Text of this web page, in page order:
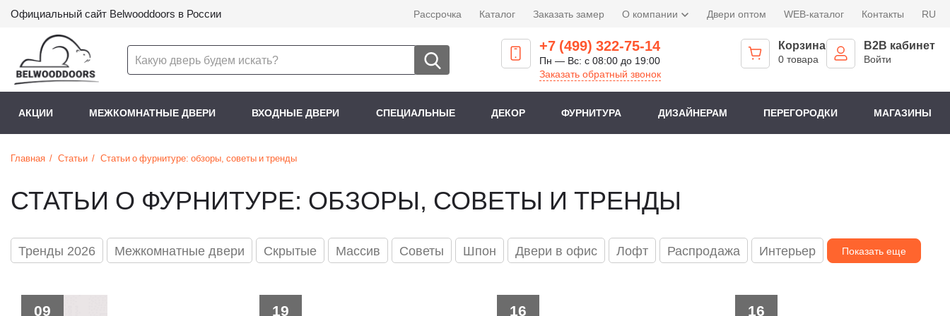
Официальный сайт Belwooddoors в России Рассрочка Каталог Заказать замер О компании Двери оптом WEB-каталог Контакты RU
+7 (499) 322-75-14
Пн — Вс: с 08:00 до 19:00
Заказать обратный звонок
Корзина
0 товара
B2B кабинет
Войти
АКЦИИ МЕЖКОМНАТНЫЕ ДВЕРИ ВХОДНЫЕ ДВЕРИ СПЕЦИАЛЬНЫЕ ДЕКОР ФУРНИТУРА ДИЗАЙНЕРАМ ПЕРЕГОРОДКИ МАГАЗИНЫ
Главная Статьи Статьи о фурнитуре: обзоры, советы и тренды
СТАТЬИ О ФУРНИТУРЕ: ОБЗОРЫ, СОВЕТЫ И ТРЕНДЫ
Тренды 2026 Межкомнатные двери Скрытые Массив Советы Шпон Двери в офис Лофт Распродажа Интерьер Показать еще
09 19 16 16